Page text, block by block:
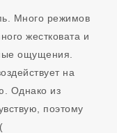
Много режимов
жестковата и
ощущения.
на
Однако из
поэтому